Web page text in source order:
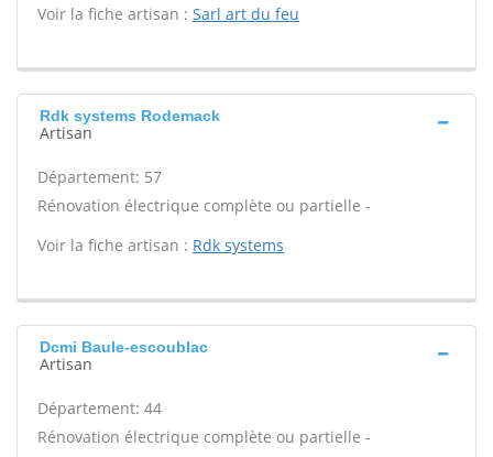
Voir la fiche artisan : Sarl art du feu
Rdk systems Rodemack
Artisan
Département: 57
Rénovation électrique complète ou partielle -
Voir la fiche artisan : Rdk systems
Dcmi Baule-escoublac
Artisan
Département: 44
Rénovation électrique complète ou partielle -